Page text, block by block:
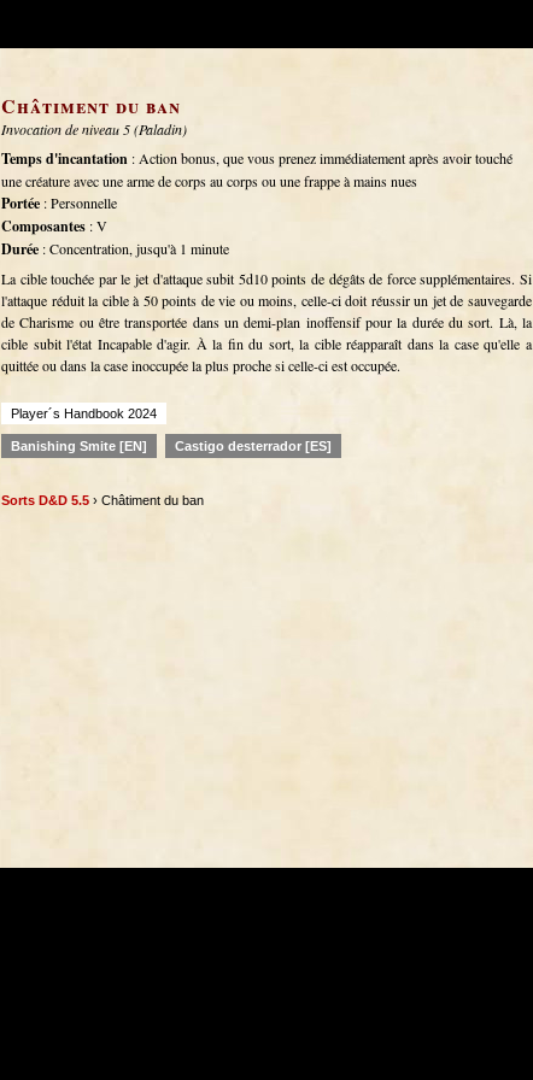
Châtiment du ban
Invocation de niveau 5 (Paladin)
Temps d'incantation : Action bonus, que vous prenez immédiatement après avoir touché
une créature avec une arme de corps au corps ou une frappe à mains nues
Portée : Personnelle
Composantes : V
Durée : Concentration, jusqu'à 1 minute
La cible touchée par le jet d'attaque subit 5d10 points de dégâts de force supplémentaires. Si
l'attaque réduit la cible à 50 points de vie ou moins, celle-ci doit réussir un jet de sauvegarde
de Charisme ou être transportée dans un demi-plan inoffensif pour la durée du sort. Là, la
cible subit l'état Incapable d'agir. À la fin du sort, la cible réapparaît dans la case qu'elle a
quittée ou dans la case inoccupée la plus proche si celle-ci est occupée.
Player´s Handbook 2024
Banishing Smite [EN] Castigo desterrador [ES]
Sorts D&D 5.5 › Châtiment du ban